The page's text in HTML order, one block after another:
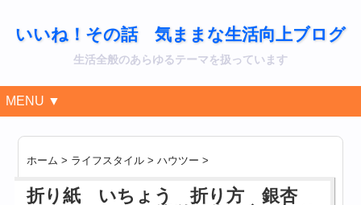
いいね！その話 気ままな生活向上ブログ
生活全般のあらゆるテーマを扱っています
MENU ▼
ホーム > ライフスタイル >ハウツー >
折り紙 いちょう 折り方 銀杏